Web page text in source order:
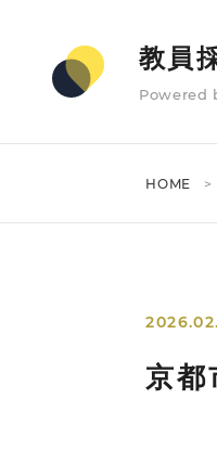
教員
Powered
HOME
京